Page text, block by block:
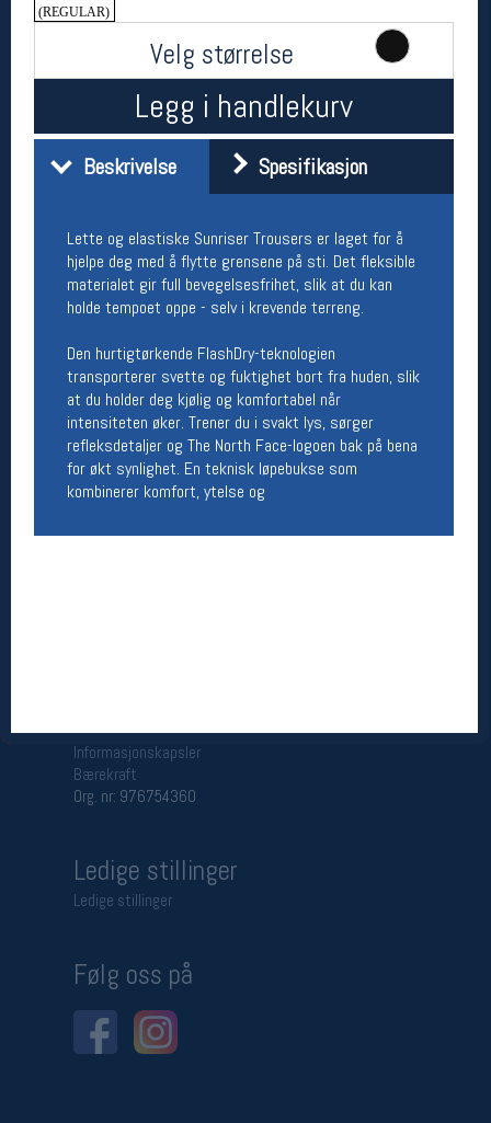
(REGULAR)
Velg størrelse
Legg i handlekurv
Beskrivelse Spesifikasjon
Lette og elastiske Sunriser Trousers er laget for å
hjelpe deg med å flytte grensene på sti. Det fleksible
materialet gir full bevegelsesfrihet, slik at du kan
holde tempoet oppe - selv i krevende terreng.
Den hurtigtørkende FlashDry-teknologien
transporterer svette og fuktighet bort fra huden, slik
at du holder deg kjølig og komfortabel når
intensiteten øker. Trener du i svakt lys, sørger
refleksdetaljer og The North Face-logoen bak på bena
for økt synlighet. En teknisk løpebukse som
kombinerer komfort, ytelse og
Telefon: 23 32 62 00
(telefontid man-fredag klokken 10-13)
Om oss
Kontakt oss
Åpningstider butikk
11-18
Team Oslo Sportslager
Magasinet
Medlemstilbud og aktiviteter
MELD DEG INN GRATIS
Åpningstider verkstedet
Man-Fredag:
Om verkstedet
Personsvernerklæring
Informasjonskapsler
Bærekraft
Org. nr: 976754360
Ledige stillinger
Ledige stillinger
Følg oss på